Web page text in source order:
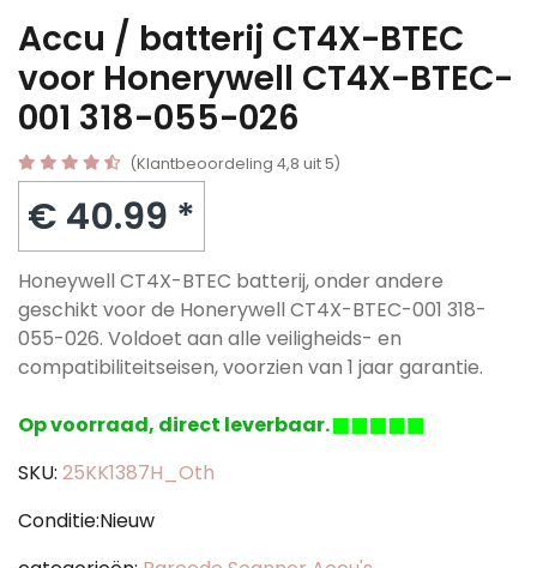
Accu / batterij CT4X-BTEC
voor Honerywell CT4X-BTEC-
001 318-055-026
(Klantbeoordeling 4,8 uit 5)
€ 40.99 *
Honeywell CT4X-BTEC batterij, onder andere
geschikt voor de Honerywell CT4X-BTEC-001 318-
055-026. Voldoet aan alle veiligheids- en
compatibiliteitseisen, voorzien van 1 jaar garantie.
Op voorraad, direct leverbaar.
SKU: 25KK1387H_Oth
Conditie:Nieuw